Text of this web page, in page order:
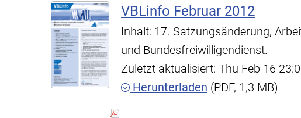
VBLinfo Februar 2012
Inhalt: 17. Satzungsänderung,
und Bundesfreiwilligendienst.
Zuletzt aktualisiert: Thu Feb 16
Herunterladen (PDF, 1,3 MB)